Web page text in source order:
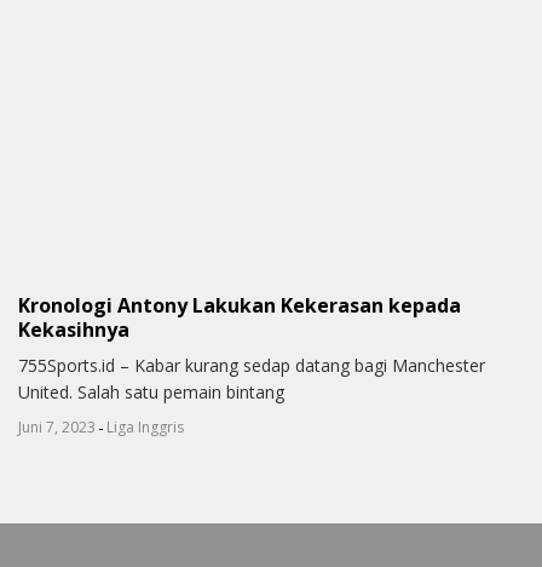
Kronologi Antony Lakukan Kekerasan kepada
Kekasihnya
755Sports.id – Kabar kurang sedap datang bagi Manchester
United. Salah satu pemain bintang
Juni 7, 2023 - Liga Inggris